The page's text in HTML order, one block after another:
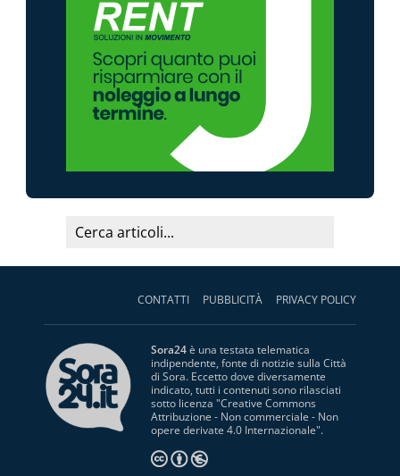
CONTATTI PUBBLICITÀ PRIVACY POLICY
Sora24è una testata telematica
indipendente, fonte di notizie sulla Città
di Sora. Eccetto dove diversamente
indicato, tutti i contenuti sono rilasciati
sotto licenza "Creative Commons
Attribuzione - Non commerciale - Non
opere derivate 4.0 Internazionale".